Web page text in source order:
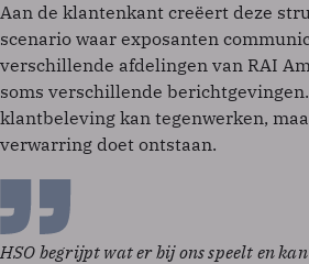
Aan de klantenkant creëert deze
scenario waar exposanten
verschillende afdelingen van RAI
soms verschillende
klantbeleving kan tegenwerken,
verwarring doet ontstaan.
HSO begrijpt wat er bij ons speelt en